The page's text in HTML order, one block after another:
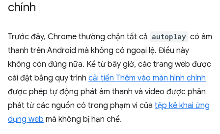
chính
Trước đây, Chrome thường chặn tất cả autoplay có âm
thanh trên Android mà không có ngoại lệ. Điều này
không còn đúng nữa. Kể từ bây giờ, các trang web được
cài đặt bằng quy trình cải tiến Thêm vào màn hình chính
được phép tự động phát âm thanh và video được phân
phát từ các nguồn có trong phạm vi của tệp kê khai ứng
dụng web mà không bị hạn chế.